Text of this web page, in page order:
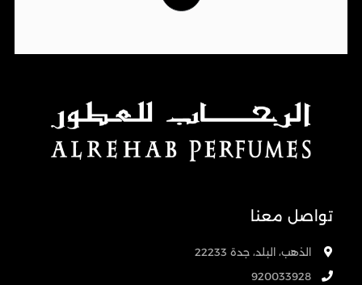
تواصل معنا
الذهب، البلد، جدة 22233
920033928